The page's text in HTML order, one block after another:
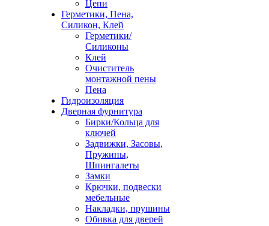
Цепи
Герметики, Пена,
Силикон, Клей
Герметики/
Силиконы
Клей
Очиститель
монтажной пены
Пена
Гидроизоляция
Дверная фурнитура
Бирки/Кольца для
ключей
Задвижки, Засовы,
Пружины,
Шпингалеты
Замки
Крючки, подвески
мебельные
Накладки, прушины
Обивка для дверей